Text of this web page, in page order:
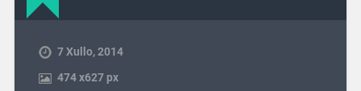
7 Xullo, 2014
474x627 px